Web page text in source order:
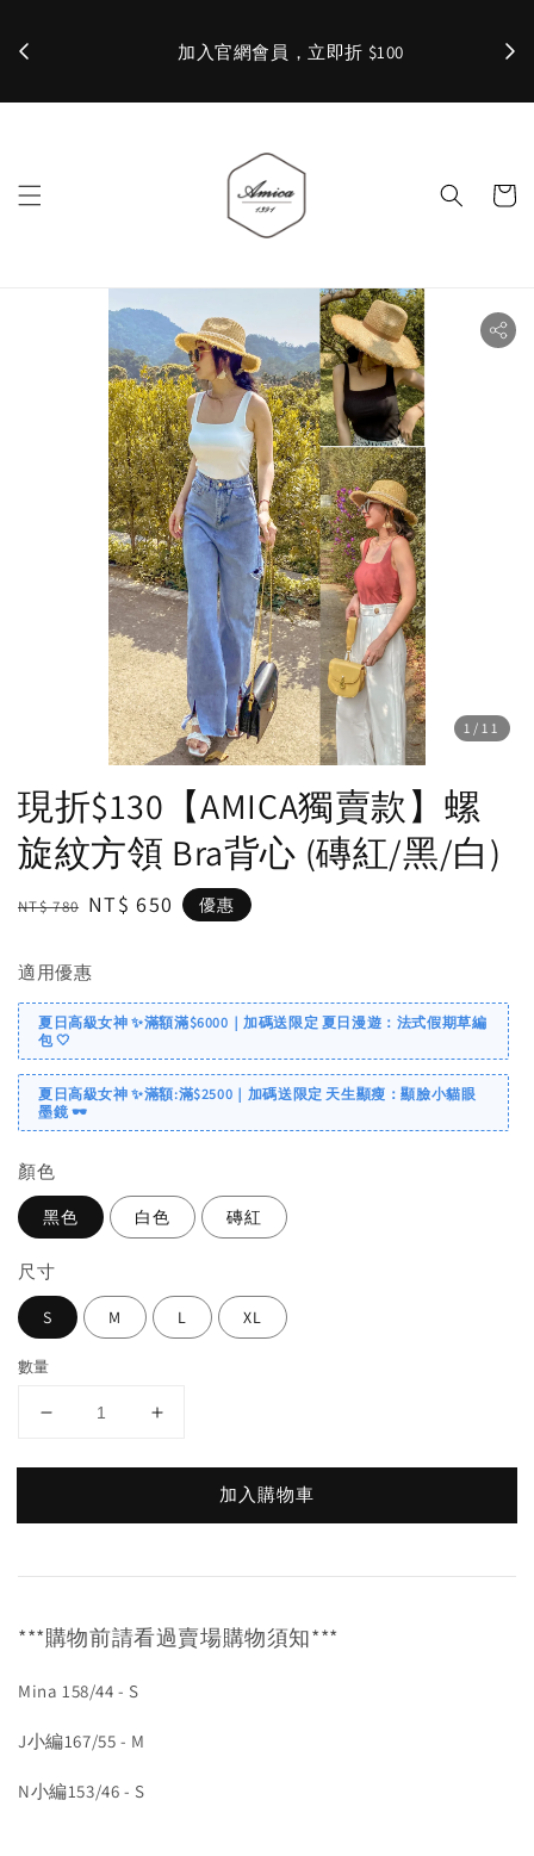
加入官網會員，立即折 $100 ✨
1 /11
現折$130【AMICA獨賣款】螺
旋紋方領 Bra背心 (磚紅/黑/白)
Regular
NT$ 780 Sale
NT$ 650 優惠
適用優惠
夏日高級女神 ✨滿額滿$6000｜加碼送限定 夏日漫遊：法式假期草編
包 🤍
夏日高級女神 ✨滿額:滿$2500｜加碼送限定 天生顯瘦：顯臉小貓眼
墨鏡 🕶️
顏色
黑色 白色 磚紅
尺寸
S M L XL
數量
加入購物車
***購物前請看過賣場購物須知***
Mina 158/44 - S
J小編167/55 - M
N小編153/46 - S